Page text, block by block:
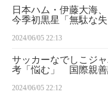
日本ハム・伊藤大海
今季初黒星「無駄な
2024/06/05 22:13
サッカーなでしこジ
考「悩む」 国際親善
2024/06/05 22:12